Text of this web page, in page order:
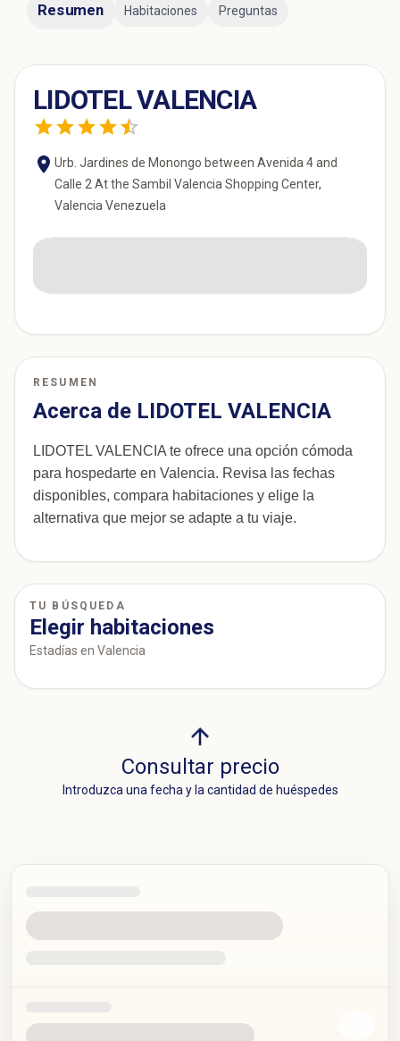
Resumen Habitaciones Preguntas
LIDOTEL VALENCIA
Urb. Jardines de Monongo between Avenida 4 and
Calle 2 At the Sambil Valencia Shopping Center,
Valencia Venezuela
RESUMEN
Acerca de LIDOTEL VALENCIA
LIDOTEL VALENCIA te ofrece una opción cómoda
para hospedarte en Valencia. Revisa las fechas
disponibles, compara habitaciones y elige la
alternativa que mejor se adapte a tu viaje.
TU BÚSQUEDA
Elegir habitaciones
Estadías en Valencia
Consultar precio
Introduzca una fecha y la cantidad de huéspedes